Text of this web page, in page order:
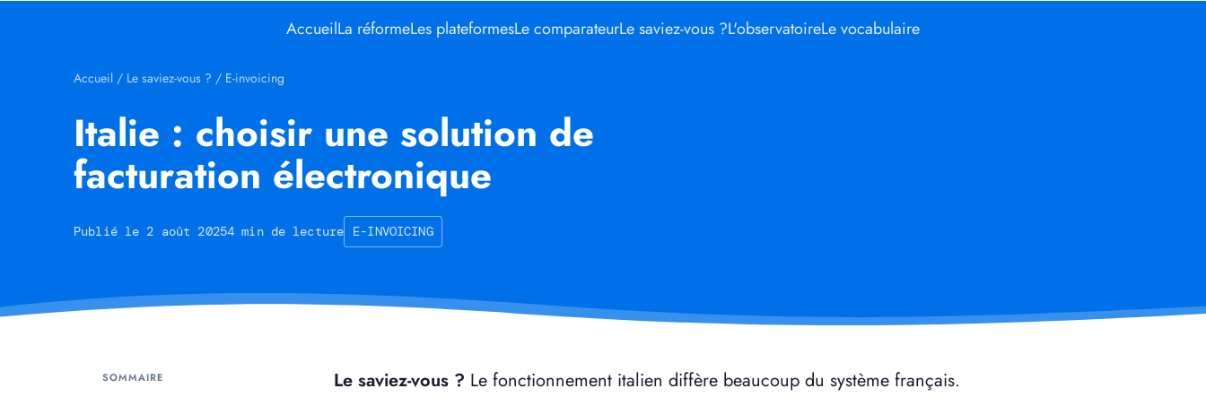
AccueilLa réformeLes plateformesLe comparateurLe saviez-vous ?L'observatoireLe vocabulaire
Accueil / Le saviez-vous ? / E-invoicing
Italie : choisir une solution de
facturation électronique
Publié le 2 août 20254 min de lecture E-INVOICING
SOMMAIRE Le saviez-vous ? Le fonctionnement italien diffère beaucoup du système français.